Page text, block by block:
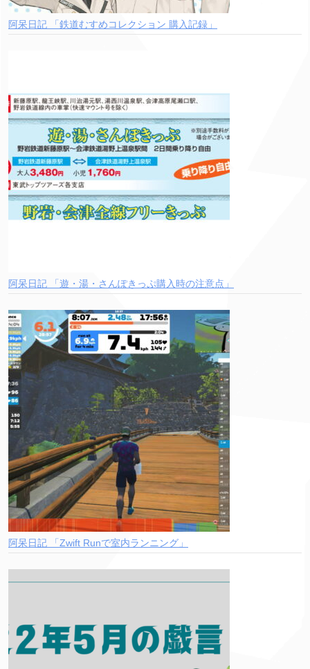
阿呆日記 「鉄道むすめコレクション 購入記録」
阿呆日記 「遊・湯・さんぽきっぷ購入時の注意点」
阿呆日記 「Zwift Runで室内ランニング」